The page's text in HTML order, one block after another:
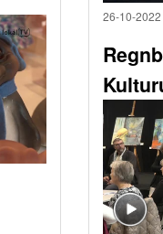
26-10-2022